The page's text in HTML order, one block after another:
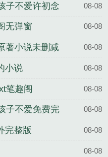
子不爱许初念
08-08
无弹窗 08-08
著小说未删减 08-08
小说 08-08
笔趣阁 08-08
子不爱免费完
08-08
完整版 08-08
08-08